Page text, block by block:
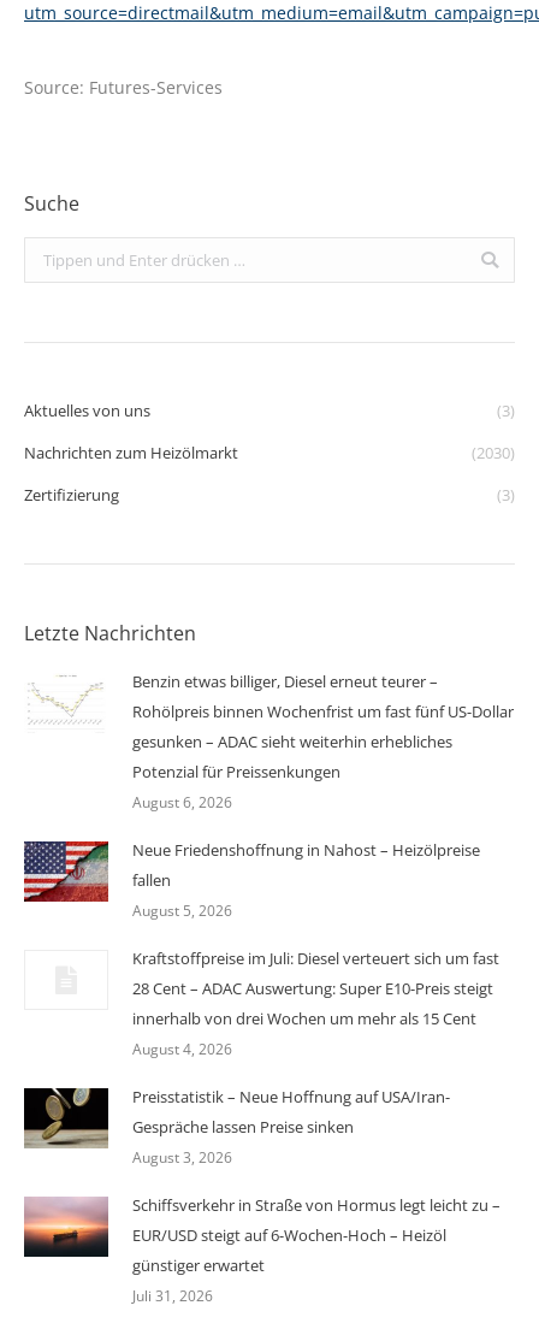
Source: Futures-Services
Suche
Search:
Aktuelles von uns
(3)
Nachrichten zum Heizölmarkt
(2030)
Zertifizierung
(3)
Letzte Nachrichten
Benzin etwas billiger, Diesel erneut teurer –
Rohölpreis binnen Wochenfrist um fast fünf US-Dollar
gesunken – ADAC sieht weiterhin erhebliches
Potenzial für Preissenkungen
August 6, 2026
Neue Friedenshoffnung in Nahost – Heizölpreise
fallen
August 5, 2026
Kraftstoffpreise im Juli: Diesel verteuert sich um fast
28 Cent – ADAC Auswertung: Super E10-Preis steigt
innerhalb von drei Wochen um mehr als 15 Cent
August 4, 2026
Preisstatistik – Neue Hoffnung auf USA/Iran-
Gespräche lassen Preise sinken
August 3, 2026
Schiffsverkehr in Straße von Hormus legt leicht zu –
EUR/USD steigt auf 6-Wochen-Hoch – Heizöl
günstiger erwartet
Juli 31, 2026